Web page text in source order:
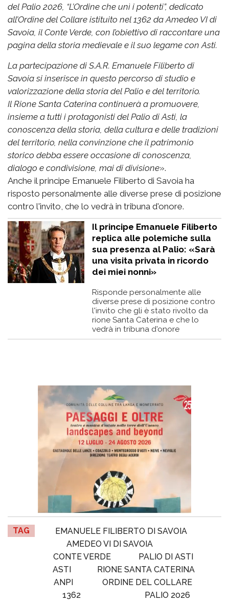
del Palio 2026, “L’Ordine che unì i potenti”, dedicato
all’Ordine del Collare istituito nel 1362 da Amedeo VI di
Savoia, il Conte Verde, con l’obiettivo di raccontare una
pagina della storia medievale e il suo legame con Asti.
La partecipazione di S.A.R. Emanuele Filiberto di
Savoia si inserisce in questo percorso di studio e
valorizzazione della storia del Palio e del territorio.
Il Rione Santa Caterina continuerà a promuovere,
insieme a tutti i protagonisti del Palio di Asti, la
conoscenza della storia, della cultura e delle tradizioni
del territorio, nella convinzione che il patrimonio
storico debba essere occasione di conoscenza,
dialogo e condivisione, mai di divisione».
Anche il principe Emanuele Filiberto di Savoia ha
risposto personalmente alle diverse prese di posizione
contro l'invito, che lo vedrà in tribuna d'onore.
Il principe Emanuele Filiberto
replica alle polemiche sulla
sua presenza al Palio: «Sarà
una visita privata in ricordo
dei miei nonni»
Risponde personalmente alle
diverse prese di posizione contro
l'invito che gli è stato rivolto da
rione Santa Caterina e che lo
vedrà in tribuna d'onore
TAG
EMANUELE FILIBERTO DI SAVOIA
AMEDEO VI DI SAVOIA
CONTE VERDE
PALIO DI ASTI
ASTI
RIONE SANTA CATERINA
ANPI
ORDINE DEL COLLARE
1362
PALIO 2026